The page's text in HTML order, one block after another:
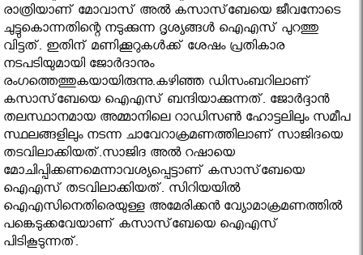
രാത്രിയാണ് മോവാസ് അല്‍ കസാസ്‌ബേയെ ജീവനോടെ
ചുട്ടുകൊന്നതിന്റെ നടുക്കുന്ന ദൃശ്യങ്ങള്‍ ഐഎസ് പുറത്തു
വിട്ടത്. ഇതിന് മണിക്കൂറുകള്‍ക്ക് ശേഷം പ്രതികാര
നടപടിയുമായി ജോര്‍ദാനും
രംഗത്തെത്തുകയായിരുന്നു.കഴിഞ്ഞ ഡിസംബറിലാണ്
കസാസ്‌ബേയെ ഐഎസ് ബന്ദിയാക്കുന്നത്. ജോര്‍ദ്ദാന്‍
തലസ്ഥാനമായ അമ്മാനിലെ റാഡിസണ്‍ ഹോട്ടലിലും സമീപ
സ്ഥലങ്ങളിലും നടന്ന ചാവേറാക്രമണത്തിലാണ് സാജിദയെ
തടവിലാക്കിയത്.സാജിദ അല്‍ റഷായെ
മോചിപ്പിക്കണമെന്നാവശ്യപ്പെട്ടാണ് കസാസ്‌ബേയെ
ഐഎസ് തടവിലാക്കിയത്. സിറിയയില്‍
ഐഎസിനെതിരെയുള്ള അമേരിക്കന്‍ വ്യോമാക്രമണത്തില്‍
പങ്കെടുക്കവേയാണ് കസാസ്‌ബേയെ ഐഎസ്
പിടികൂടുന്നത്.